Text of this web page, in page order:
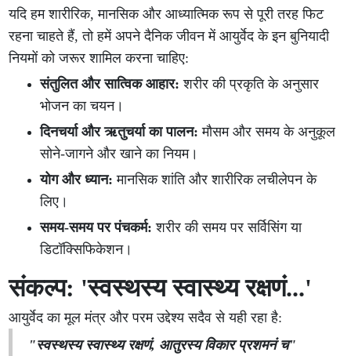
यदि हम शारीरिक, मानसिक और आध्यात्मिक रूप से पूरी तरह फिट
रहना चाहते हैं, तो हमें अपने दैनिक जीवन में आयुर्वेद के इन बुनियादी
नियमों को जरूर शामिल करना चाहिए:
संतुलित और सात्विक आहार: शरीर की प्रकृति के अनुसार
भोजन का चयन।
दिनचर्या और ऋतुचर्या का पालन: मौसम और समय के अनुकूल
सोने-जागने और खाने का नियम।
योग और ध्यान: मानसिक शांति और शारीरिक लचीलेपन के
लिए।
समय-समय पर पंचकर्म: शरीर की समय पर सर्विसिंग या
डिटॉक्सिफिकेशन।
संकल्प: 'स्वस्थस्य स्वास्थ्य रक्षणं...'
आयुर्वेद का मूल मंत्र और परम उद्देश्य सदैव से यही रहा है:
"स्वस्थस्य स्वास्थ्य रक्षणं, आतुरस्य विकार प्रशमनं च"